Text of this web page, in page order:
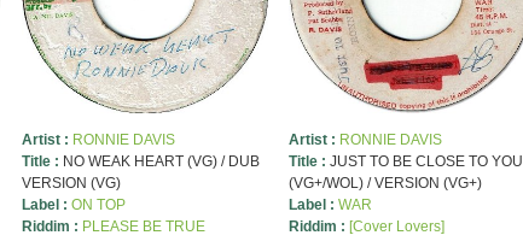
Artist : RONNIE DAVIS
Title : NO WEAK HEART (VG) / DUB
VERSION (VG)
Label : ON TOP
Riddim : PLEASE BE TRUE
Artist : RONNIE DAVIS
Title : JUST TO BE CLOSE TO YOU
(VG+/WOL) / VERSION (VG+)
Label : WAR
Riddim : [Cover Lovers]